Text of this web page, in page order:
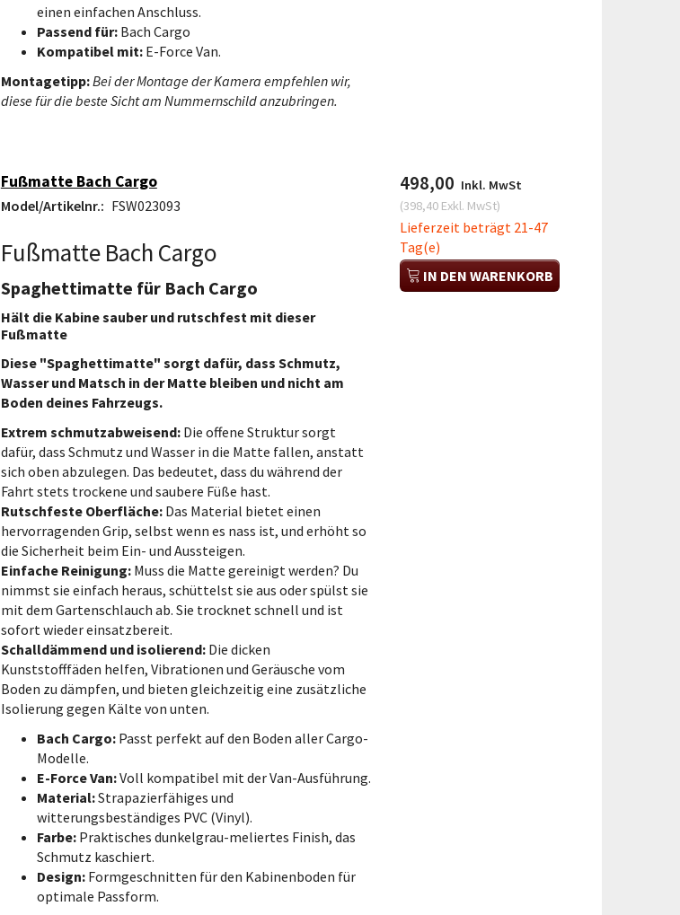
NEU
Fußmatte Bach Cargo
498,00
(398,40Exkl. MwSt) (12.460,00Exkl. MwSt)
einen einfachen Anschluss.
Passend für:Bach Cargo
Kompatibel mit:E-Force Van.
Montagetipp:Bei der Montage der Kamera empfehlen wir,
diese für die beste Sicht am Nummernschild anzubringen.
Fußmatte Bach Cargo
Model/Artikelnr.: FSW023093
Fußmatte Bach Cargo
Spaghettimatte für Bach Cargo
Hält die Kabine sauber und rutschfest mit dieser
Fußmatte
Diese "Spaghettimatte" sorgt dafür, dass Schmutz,
Wasser und Matsch in der Matte bleiben und nicht am
Boden deines Fahrzeugs.
Extrem schmutzabweisend:Die offene Struktur sorgt
dafür, dass Schmutz und Wasser in die Matte fallen, anstatt
sich oben abzulegen. Das bedeutet, dass du während der
Fahrt stets trockene und saubere Füße hast.
Rutschfeste Oberfläche:Das Material bietet einen
hervorragenden Grip, selbst wenn es nass ist, und erhöht so
die Sicherheit beim Ein- und Aussteigen.
Einfache Reinigung:Muss die Matte gereinigt werden? Du
nimmst sie einfach heraus, schüttelst sie aus oder spülst sie
mit dem Gartenschlauch ab. Sie trocknet schnell und ist
sofort wieder einsatzbereit.
Schalldämmend und isolierend:Die dicken
Kunststofffäden helfen, Vibrationen und Geräusche vom
Boden zu dämpfen, und bieten gleichzeitig eine zusätzliche
Isolierung gegen Kälte von unten.
Bach Cargo:Passt perfekt auf den Boden aller Cargo-
Modelle.
E-Force Van:Voll kompatibel mit der Van-Ausführung.
Material:Strapazierfähiges und
witterungsbeständiges PVC (Vinyl).
Farbe:Praktisches dunkelgrau-meliertes Finish, das
Schmutz kaschiert.
Design:Formgeschnitten für den Kabinenboden für
optimale Passform.
498,00 Inkl. MwSt
(398,40Exkl. MwSt)
Lieferzeit beträgt 21-47
Tag(e)
IN DEN WARENKORB